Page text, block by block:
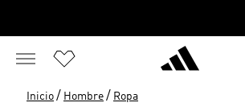
Inicio / Hombre / Ropa